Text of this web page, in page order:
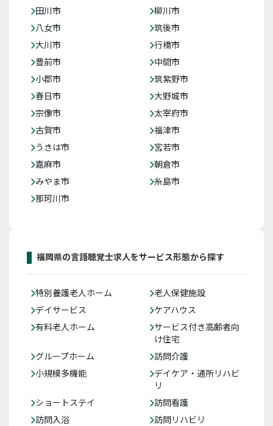
田川市
柳川市
八女市
筑後市
大川市
行橋市
豊前市
中間市
小郡市
筑紫野市
春日市
大野城市
宗像市
太宰府市
古賀市
福津市
うきは市
宮若市
嘉麻市
朝倉市
みやま市
糸島市
那珂川市
福岡県の言語聴覚士求人をサービス形態から探す
特別養護老人ホーム
老人保健施設
デイサービス
ケアハウス
有料老人ホーム
サービス付き高齢者向
け住宅
グループホーム
訪問介護
小規模多機能
デイケア・通所リハビ
リ
ショートステイ
訪問看護
訪問入浴
訪問リハビリ